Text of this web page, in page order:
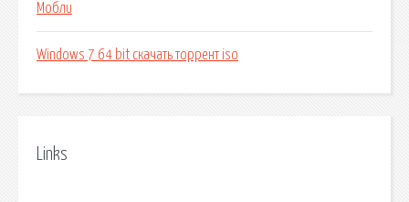
Мобли
Windows 7 64 bit скачать торрент iso
Links